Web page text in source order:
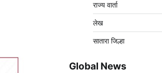
राज्य वार्ता
लेख
सातारा जिल्हा
Global News